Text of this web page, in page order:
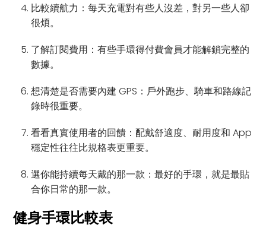
比較續航力：每天充電對有些人沒差，對另一些人卻
很煩。
了解訂閱費用：有些手環得付費會員才能解鎖完整的
數據。
想清楚是否需要內建 GPS：戶外跑步、騎車和路線記
錄時很重要。
看看真實使用者的回饋：配戴舒適度、耐用度和 App
穩定性往往比規格表更重要。
選你能持續每天戴的那一款：最好的手環，就是最貼
合你日常的那一款。
健身手環比較表